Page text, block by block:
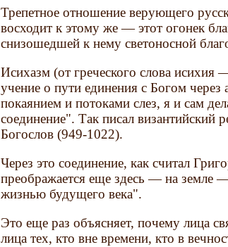
Трепетное отношение верующего
восходит к этому же — этот огонек
снизошедшей к нему светоносной
Исихазм (от греческого слова
учение о пути единения с Богом
покаянием и потоками слез, я и сам
соединение". Так писал
Богослов (949-1022).
Через это соединение, как считал
преображается еще здесь — на земле
жизнью будущего века".
Это еще раз объясняет, почему лица
лица тех, кто вне времени, кто в